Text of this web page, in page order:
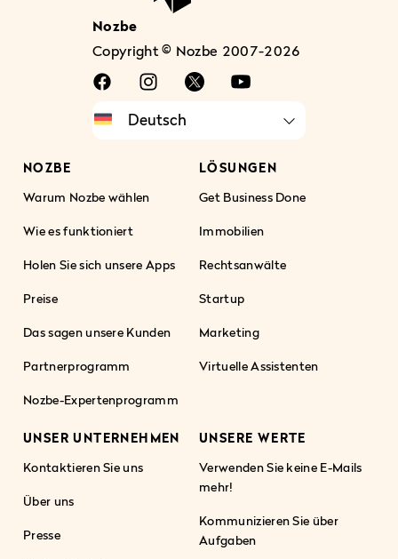
Nozbe
Copyright © Nozbe 2007-2026
NOZBE
Warum Nozbe wählen
Wie es funktioniert
Holen Sie sich unsere Apps
Preise
Das sagen unsere Kunden
Partnerprogramm
Nozbe-Expertenprogramm
LÖSUNGEN
Get Business Done
Immobilien
Rechtsanwälte
Startup
Marketing
Virtuelle Assistenten
UNSER UNTERNEHMEN
Kontaktieren Sie uns
Über uns
Presse
UNSERE WERTE
Verwenden Sie keine E-Mails
mehr!
Kommunizieren Sie über
Aufgaben